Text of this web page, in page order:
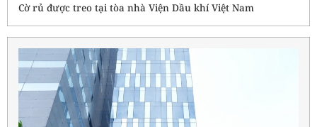
Cờ rủ được treo tại tòa nhà Viện Dầu khí Việt Nam